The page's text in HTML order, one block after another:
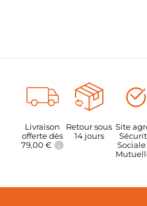
Livraison
offerte dès
79,00€ i
Retour sous
14 jours
Site
Sociale